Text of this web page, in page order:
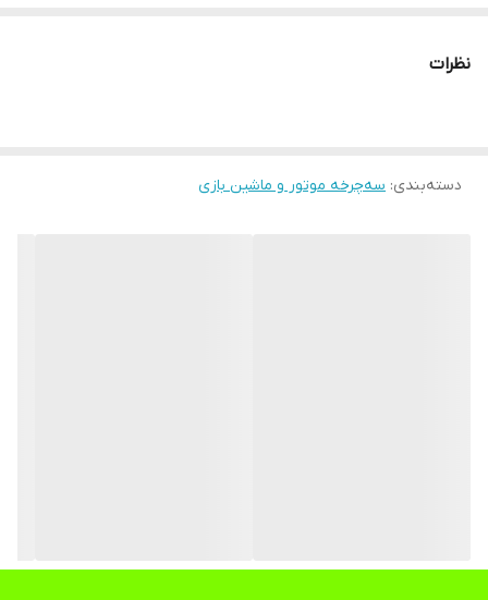
سانتی متر و طول 95 سانتی متر عرض 52 سانتی متر
نظرات
دسته‌بندی: سه‌چرخه موتور و ماشین بازی